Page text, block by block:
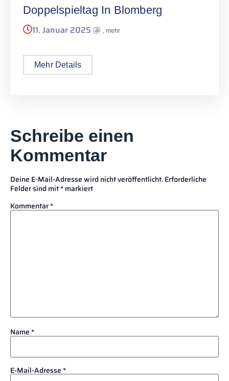
Doppelspieltag In Blomberg
11. Januar 2025 @ , mehr
Mehr Details
Schreibe einen
Kommentar
Deine E-Mail-Adresse wird nicht veröffentlicht.Erforderliche
Felder sind mit*markiert
Kommentar*
Name *
E-Mail-Adresse *